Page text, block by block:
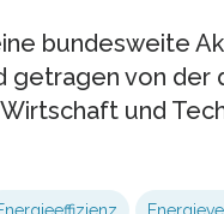
bundesweite
getragen von
und